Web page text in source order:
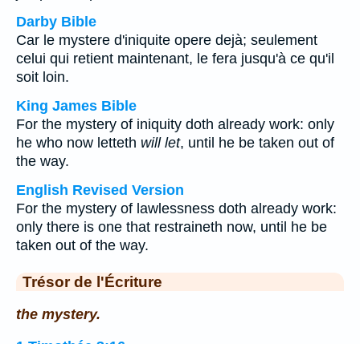
Darby Bible
Car le mystere d'iniquite opere dejà; seulement
celui qui retient maintenant, le fera jusqu'à ce qu'il
soit loin.
King James Bible
For the mystery of iniquity doth already work: only
he who now letteth will let, until he be taken out of
the way.
English Revised Version
For the mystery of lawlessness doth already work:
only there is one that restraineth now, until he be
taken out of the way.
Trésor de l'Écriture
the mystery.